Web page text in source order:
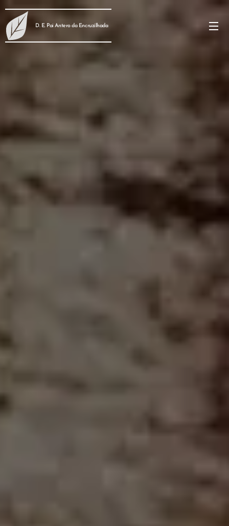
D. E. Pai Antero da Encruzilhada